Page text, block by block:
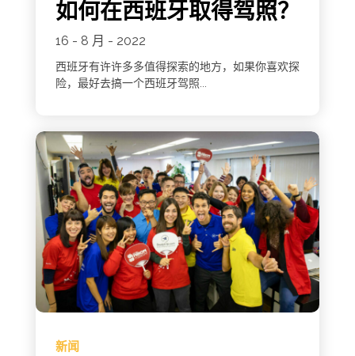
如何在西班牙取得驾照？
16 - 8 月 - 2022
西班牙有许许多多值得探索的地方，如果你喜欢探
险，最好去搞一个西班牙驾照...
新闻